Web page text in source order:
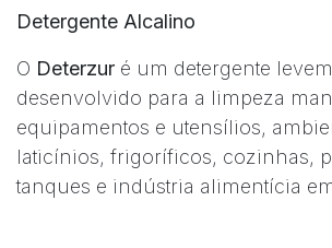
Detergente Alcalino
O Deterzur é um detergente
desenvolvido para a limpeza
equipamentos e utensílios,
laticínios, frigoríficos, cozinhas,
tanques e indústria alimentícia